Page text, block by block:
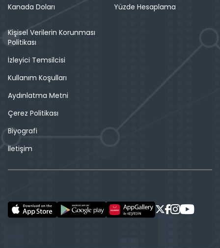
Kanada Doları
Yüzde Hesaplama
Kişisel Verilerin Korunması
Politikası
İzleyici Temsilcisi
Kullanım Koşulları
Aydınlatma Metni
Çerez Politikası
Biyografi
İletişim